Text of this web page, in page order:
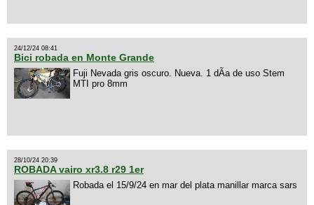
24/12/24 08:41
Bici robada en Monte Grande
Fuji Nevada gris oscuro. Nueva. 1 dÃ­a de uso Stem
MTI pro 8mm
28/10/24 20:39
ROBADA vairo xr3.8 r29 1er
Robada el 15/9/24 en mar del plata manillar marca sars